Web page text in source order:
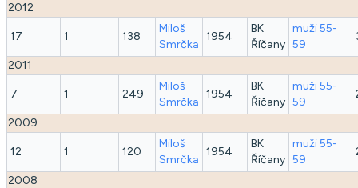
2012
17 1 138
Miloš
Smrčka
1954
BK
Říčany
muži 55-
59
2011
7 1 249
Miloš
Smrčka
1954
BK
Říčany
muži 55-
59
2009
12 1 120
Miloš
Smrčka
1954
BK
Říčany
muži 55-
59
2008